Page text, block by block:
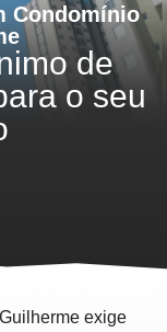
Condomínio
de
o seu
exige